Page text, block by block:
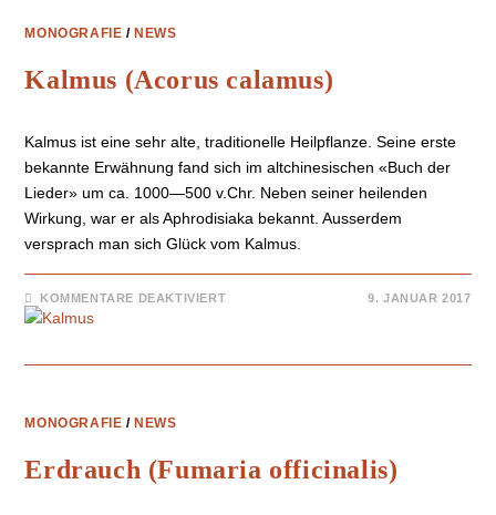
MONOGRAFIE / NEWS
Kalmus (Acorus calamus)
Kalmus ist eine sehr alte, traditionelle Heilpflanze. Seine erste
bekannte Erwähnung fand sich im altchinesischen «Buch der
Lieder» um ca. 1000—500 v.Chr. Neben seiner heilenden
Wirkung, war er als Aphrodisiaka bekannt. Ausserdem
versprach man sich Glück vom Kalmus.
KOMMENTARE DEAKTIVIERT 9. JANUAR 2017
MONOGRAFIE / NEWS
Erdrauch (Fumaria officinalis)